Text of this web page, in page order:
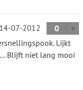
14-07-2012
0
Lijkt
Blijft niet lang mooi